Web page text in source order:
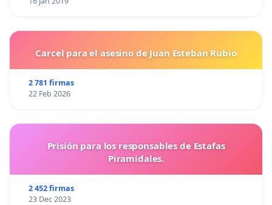
Carcel para el asesino de Juan Esteban Rubio
2 781 firmas
22 Feb 2026
Prisión para los responsables de Estafas
Piramidales.
2 452 firmas
23 Dec 2023